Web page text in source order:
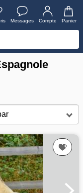
Messages Compte Panier